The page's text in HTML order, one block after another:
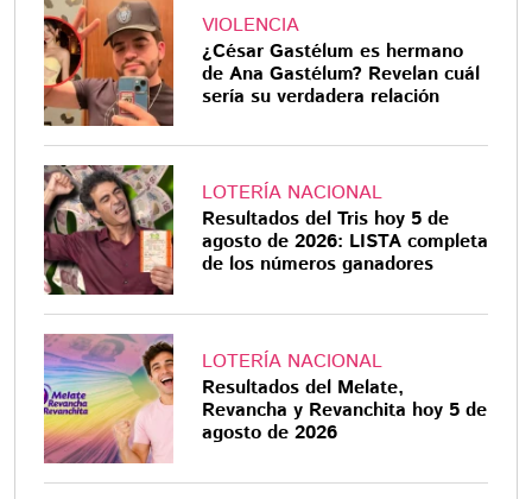
VIOLENCIA
¿César Gastélum es hermano
de Ana Gastélum? Revelan cuál
sería su verdadera relación
LOTERÍA NACIONAL
Resultados del Tris hoy 5 de
agosto de 2026: LISTA completa
de los números ganadores
LOTERÍA NACIONAL
Resultados del Melate,
Revancha y Revanchita hoy 5 de
agosto de 2026